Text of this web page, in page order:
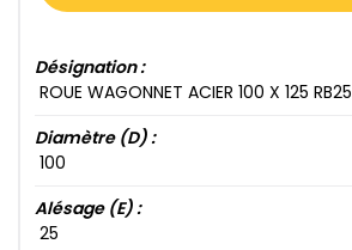
Désignation :
ROUE WAGONNET ACIER 100​ X 125​ RB25​
Diamètre (D) :
100​
Alésage (E) :
25​